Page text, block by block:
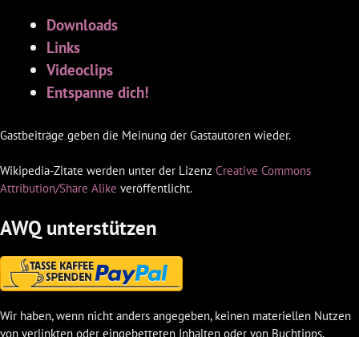
Downloads
Links
Videoclips
Entspanne dich!
Gastbeiträge geben die Meinung der Gastautoren wieder.
Wikipedia-Zitate werden unter der Lizenz Creative Commons
Attribution/Share Alike veröffentlicht.
AWQ unterstützen
Wir haben, wenn nicht anders angegeben, keinen materiellen Nutzen
von verlinkten oder eingebetteten Inhalten oder von Buchtipps.